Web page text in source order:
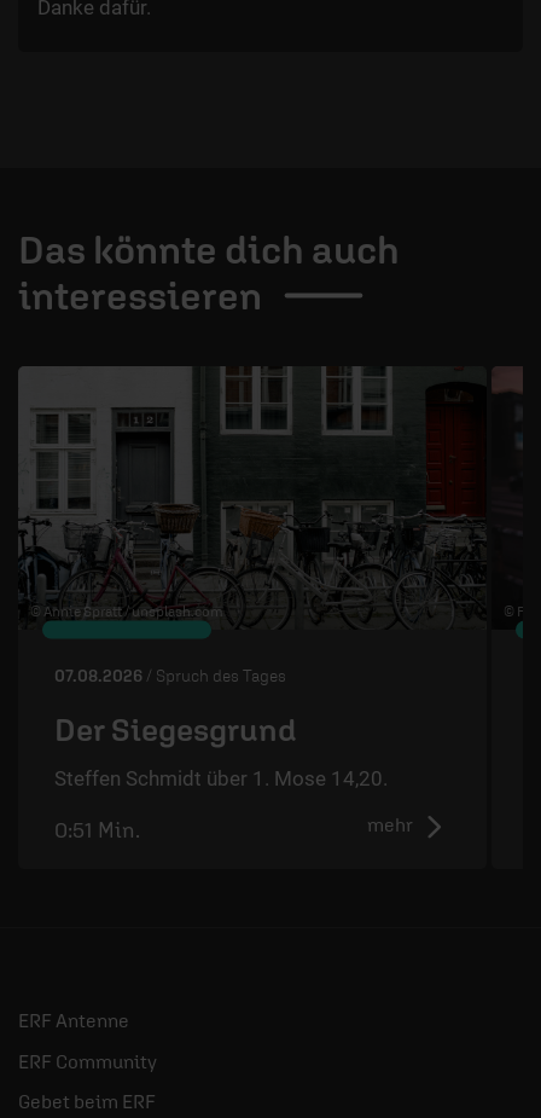
Danke dafür.
Das könnte dich auch
interessieren
© Annie Spratt /unsplash.com
07.08.2026 / Spruch des Tages
Der Siegesgrund
Steffen Schmidt über 1. Mose 14,20.
mehr
0:51 Min.
© Flo
ERF Antenne
ERF Community
Gebet beim ERF